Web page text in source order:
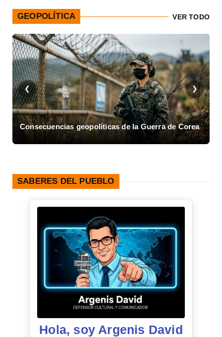
GEOPOLÍTICA VER TODO
❮
Consecuencias geopolíticas de la Guerra de Corea
❯
SABERES DEL PUEBLO
Hola, soy Argenis David